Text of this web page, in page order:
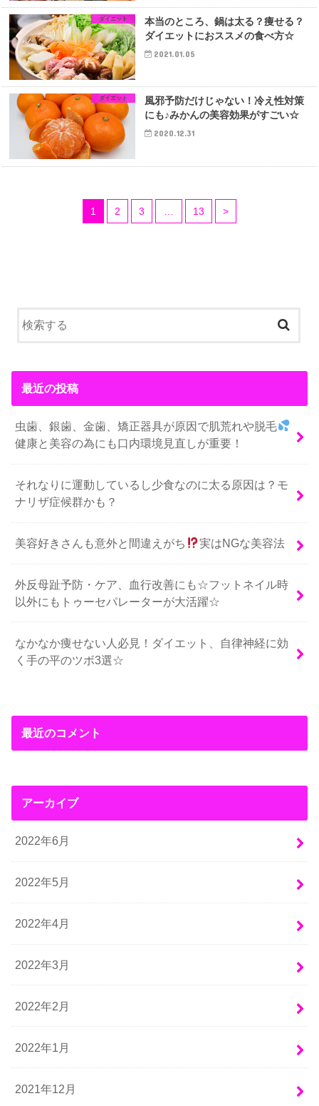
ダイエット
本当のところ、鍋は太る？痩せる？
ダイエットにおススメの食べ方☆
2021.01.05
ダイエット
風邪予防だけじゃない！冷え性対策
にも♪みかんの美容効果がすごい☆
2020.12.31
1 2 3 13 >
最近の投稿
虫歯、銀歯、金歯、矯正器具が原因で肌荒れや脱毛
健康と美容の為にも口内環境見直しが重要！
それなりに運動しているし少食なのに太る原因は？モ
ナリザ症候群かも？
美容好きさんも意外と間違えがち 実はNGな美容法
外反母趾予防・ケア、血行改善にも☆フットネイル時
以外にもトゥーセパレーターが大活躍☆
なかなか痩せない人必見！ダイエット、自律神経に効
く手の平のツボ3選☆
最近のコメント
アーカイブ
2022年6月
2022年5月
2022年4月
2022年3月
2022年2月
2022年1月
2021年12月